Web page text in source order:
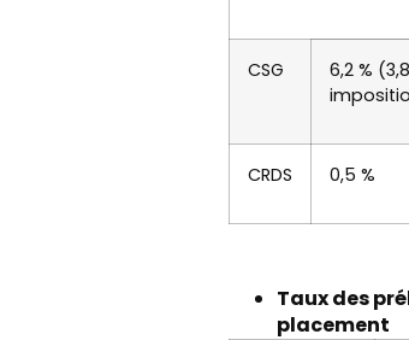
CSG
6,2 %
CRDS 0,5 %
Taux des
placement